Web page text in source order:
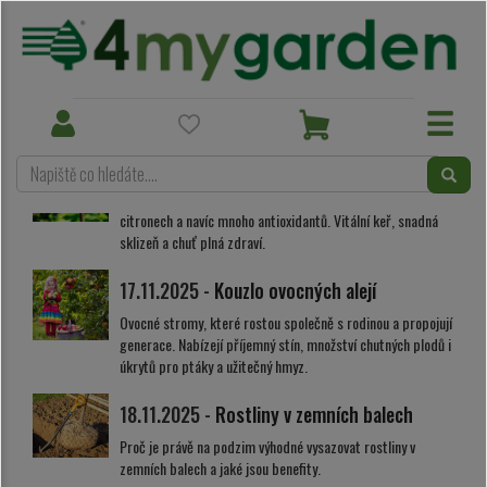
Toggle
navigation
Toggle
navigation
Aktuality
15.11.2025 -Nejzdravější rybíz?
Poznejte sílu černého rybízu – až 4x více vitamínu C než v
citronech a navíc mnoho antioxidantů. Vitální keř, snadná
sklizeň a chuť plná zdraví.
17.11.2025 - Kouzlo ovocných alejí
Ovocné stromy, které rostou společně s rodinou a propojují
generace. Nabízejí příjemný stín, množství chutných plodů i
úkrytů pro ptáky a užitečný hmyz.
18.11.2025 - Rostliny v zemních balech
Proč je právě na podzim výhodné vysazovat rostliny v
zemních balech a jaké jsou benefity.